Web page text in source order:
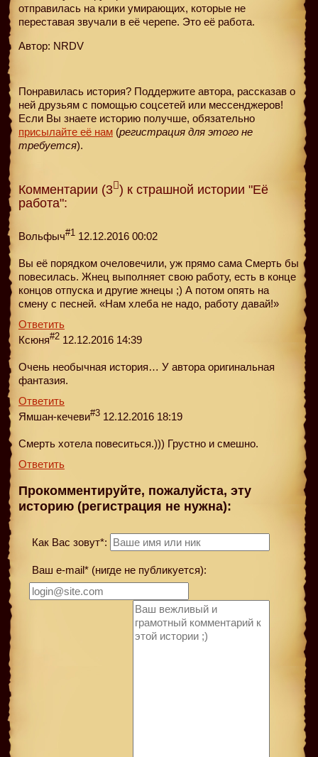
отправилась на крики умирающих, которые не
переставая звучали в её черепе. Это её работа.
Автор: NRDV
Понравилась история? Поддержите автора, рассказав о
ней друзьям с помощью соцсетей или мессенджеров!
Если Вы знаете историю получше, обязательно
присылайте её нам (регистрация для этого не
требуется).
Комментарии (3 ) к страшной истории "Её
работа":
Bольфыч#1 12.12.2016 00:02
Вы её порядком очеловечили, уж прямо сама Смерть бы
повесилась. Жнец выполняет свою работу, есть в конце
концов отпуска и другие жнецы ;) А потом опять на
смену с песней. «Нам хлеба не надо, работу давай!»
Ответить
Ксюня#2 12.12.2016 14:39
Очень необычная история… У автора оригинальная
фантазия.
Ответить
Ямшан-кечеви#3 12.12.2016 18:19
Смерть хотела повеситься.))) Грустно и смешно.
Ответить
Прокомментируйте, пожалуйста, эту
историю (регистрация не нужна):
Как Вас зовут*:
Ваш e-mail* (нигде не публикуется):